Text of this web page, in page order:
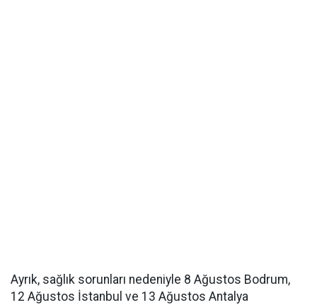
Ayrık, sağlık sorunları nedeniyle 8 Ağustos Bodrum,
12 Ağustos İstanbul ve 13 Ağustos Antalya